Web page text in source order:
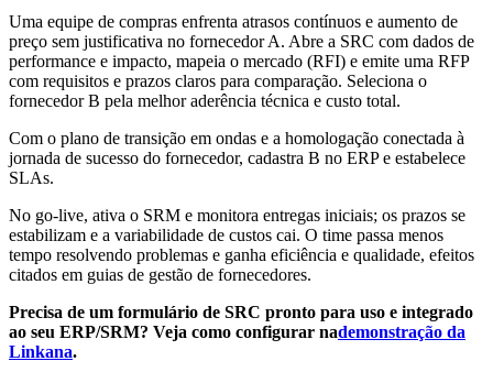
Uma equipe de compras enfrenta atrasos contínuos e aumento de
preço sem justificativa no fornecedor A. Abre a SRC com dados de
performance e impacto, mapeia o mercado (RFI) e emite uma RFP
com requisitos e prazos claros para comparação. Seleciona o
fornecedor B pela melhor aderência técnica e custo total.
Com o plano de transição em ondas e a homologação conectada à
jornada de sucesso do fornecedor, cadastra B no ERP e estabelece
SLAs.
No go-live, ativa o SRM e monitora entregas iniciais; os prazos se
estabilizam e a variabilidade de custos cai. O time passa menos
tempo resolvendo problemas e ganha eficiência e qualidade, efeitos
citados em guias de gestão de fornecedores.
Precisa de um formulário de SRC pronto para uso e integrado
ao seu ERP/SRM? Veja como configurar nademonstração da
Linkana.